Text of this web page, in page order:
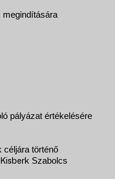
megindítására
pályázat értékelésére
céljára történő
Kisberk Szabolcs